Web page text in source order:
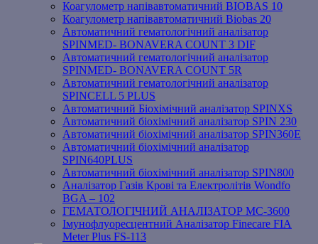
Коагулометр напівавтоматичний BIOBAS 10
Коагулометр напівавтоматичний Biobas 20
Автоматичний гематологічний аналізатор
SPINMED- BONAVERA COUNT 3 DIF
Автоматичний гематологічний аналізатор
SPINMED- BONAVERA COUNT 5R
Автоматичний гематологічний аналізатор
SPINCELL 5 PLUS
Автоматичний Біохімічний аналізатор SPINXS
Автоматичний біохімічний аналізатор SPIN 230
Автоматичний біохімічний аналізатор SPIN360E
Автоматичний біохімічний аналізатор
SPIN640PLUS
Автоматичний біохімічний аналізатор SPIN800
Аналізатор Газів Крові та Електролітів Wondfo
BGA – 102
ГЕМАТОЛОГІЧНИЙ АНАЛІЗАТОР MC-3600
Імунофлуоресцентний Аналізатор Finecare FIA
Meter Plus FS-113